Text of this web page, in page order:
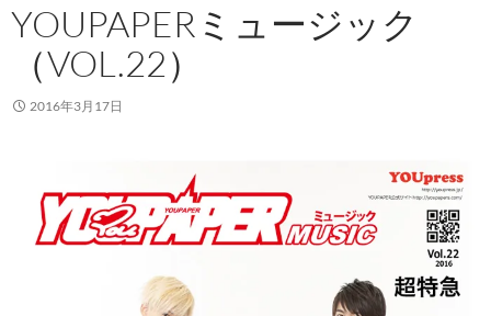
YOUPAPERミュージック
（VOL.22）
2016年3月17日